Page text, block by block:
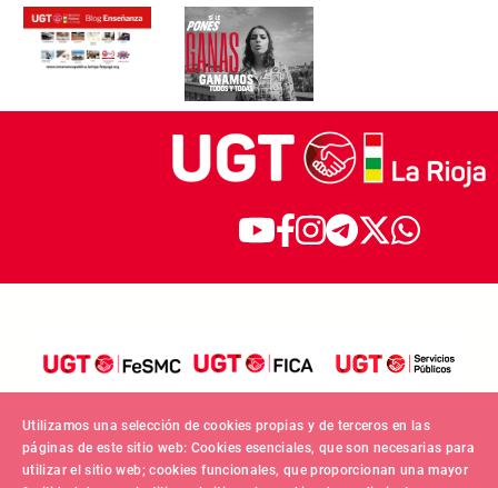
Utilizamos una selección de cookies propias y de terceros en las
páginas de este sitio web: Cookies esenciales, que son necesarias para
utilizar el sitio web; cookies funcionales, que proporcionan una mayor